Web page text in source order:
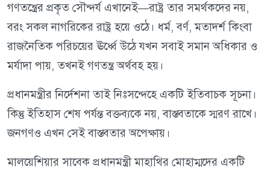
গণতন্ত্রের প্রকৃত সৌন্দর্য এখানেই—রাষ্ট্র তার সমর্থকদের নয়,
বরং সকল নাগরিকের রাষ্ট্র হয়ে ওঠে। ধর্ম, বর্ণ, মতাদর্শ কিংবা
রাজনৈতিক পরিচয়ের ঊর্ধ্বে উঠে যখন সবাই সমান অধিকার ও
মর্যাদা পায়, তখনই গণতন্ত্র অর্থবহ হয়।
প্রধানমন্ত্রীর নির্দেশনা তাই নিঃসন্দেহে একটি ইতিবাচক সূচনা।
কিন্তু ইতিহাস শেষ পর্যন্ত বক্তব্যকে নয়, বাস্তবতাকে স্মরণ রাখে।
জনগণও এখন সেই বাস্তবতার অপেক্ষায়।
মালয়েশিয়ার সাবেক প্রধানমন্ত্রী মাহাথির মোহাম্মদের একটি